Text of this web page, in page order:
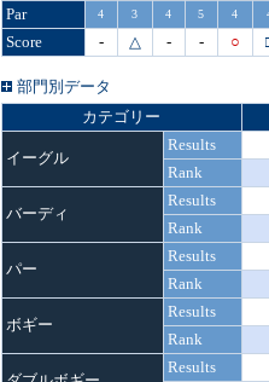
Par 4 3 4 5 4
Score - △ - - ○
部門別データ
カテゴリー
イーグル
Results
Rank
バーディ
Results
Rank
パー
Results
Rank
ボギー
Results
Rank
Results